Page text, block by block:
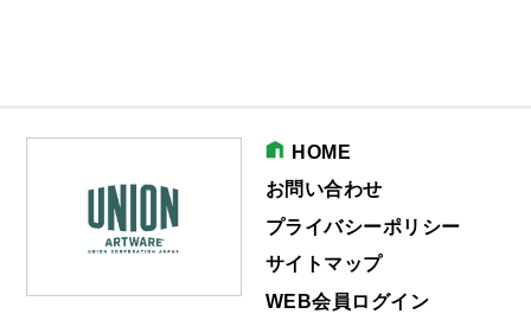
HOME
お問い合わせ
プライバシーポリシー
サイトマップ
WEB会員ログイン